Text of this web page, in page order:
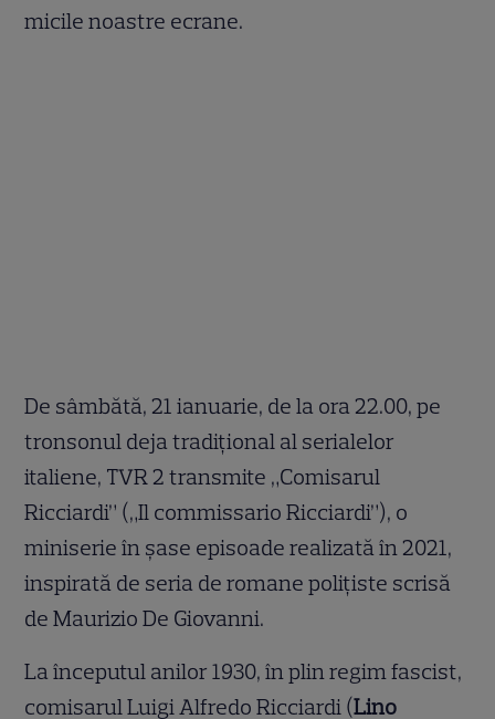
micile noastre ecrane.
De sâmbătă, 21 ianuarie, de la ora 22.00, pe
tronsonul deja tradiţional al serialelor
italiene, TVR 2 transmite „Comisarul
Ricciardi” („Il commissario Ricciardi”), o
miniserie în șase episoade realizată în 2021,
inspirată de seria de romane polițiste scrisă
de Maurizio De Giovanni.
La începutul anilor 1930, în plin regim fascist,
comisarul Luigi Alfredo Ricciardi (Lino